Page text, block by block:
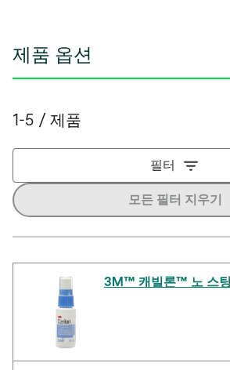
제품 옵션
1-5 / 제품
필터
모든 필터 지우기
3M™ 캐빌론™ 노 스